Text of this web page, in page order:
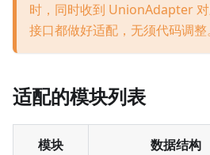
时，同时收到 UnionAdapter
接口都做好适配，无须代码调整。
适配的模块列表
模块 数据结构